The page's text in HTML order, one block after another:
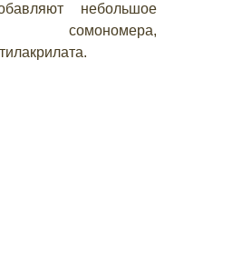
небольшое
сомономера,